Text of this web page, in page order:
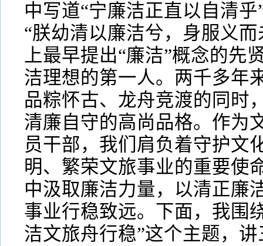
中写道“宁廉洁正直以自清
“朕幼清以廉洁兮，身服义
上最早提出“廉洁”概念的先
洁理想的第一人。两千多年
品粽怀古、龙舟竞渡的同时
清廉自守的高尚品格。作为
员干部，我们肩负着守护文
明、繁荣文旅事业的重要使
中汲取廉洁力量，以清正廉
事业行稳致远。下面，我围
洁文旅舟行稳”这个主题，